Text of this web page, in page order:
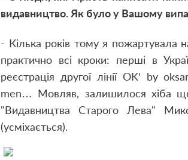
видавництво. Як було у Вашому
- Кілька років тому я пожартувала
практично всі кроки: перші в
реєстрація другої лінії OK’ by
men… Мовляв, залишилося хіба
"Видавництва Старого Лева"
(усміхається).